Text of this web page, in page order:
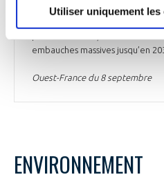
Utiliser uniquement
qui doit s'étendre sur 21
embauches massives jusqu’en
Ouest-France du 8 septembre
ENVIRONNEMENT